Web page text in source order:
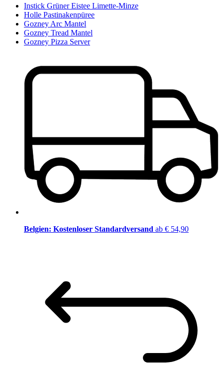
Instick Grüner Eistee Limette-Minze
Holle Pastinakenpüree
Gozney Arc Mantel
Gozney Tread Mantel
Gozney Pizza Server
Belgien: Kostenloser Standardversand ab € 54,90